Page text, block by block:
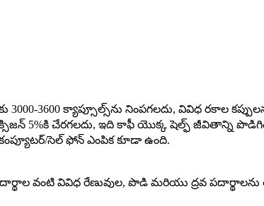
3600 క్యాప్సూల్స్‌ను నింపగలదు, వివిధ రకాల
5%కి చేరగలదు, ఇది కాఫీ యొక్క షెల్ఫ్ జీవితాన్ని
సెల్ ఫోన్ ఎంపిక కూడా ఉంది.
వంటి వివిధ రేణువుల, పొడి మరియు ద్రవ